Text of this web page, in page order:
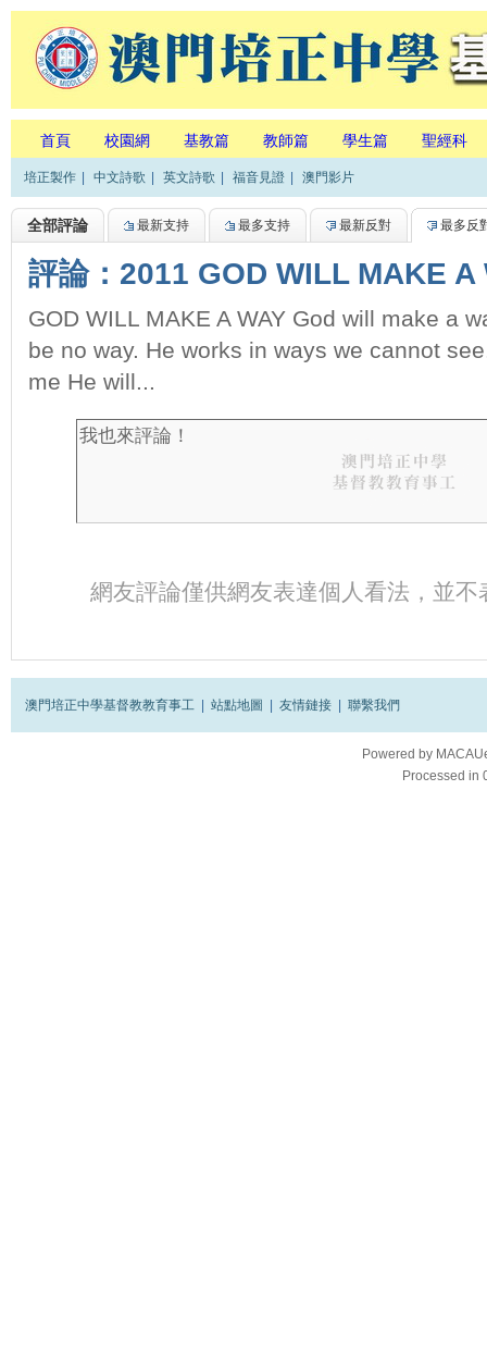
首頁 校園網 基教篇 教師篇 學生篇 聖經科
培正製作 中文詩歌 英文詩歌 福音見證 澳門影片
全部評論 最新支持 最多支持 最新反對 最多反
評論：2011 GOD WILL MAKE A
GOD WILL MAKE A WAY God will make a
be no way. He works in ways we cannot
me He will...
網友評論僅供網友表達個人看法，並
澳門培正中學基督教教育事工 站點地圖 友情鏈接 聯繫我們
Powered by
Processed in